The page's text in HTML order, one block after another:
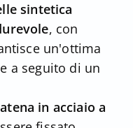
sintetica
, con
un'ottima
a seguito di un
in acciaio a